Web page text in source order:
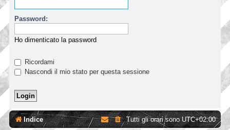
Password:
Ho dimenticato la password
Ricordami
Nascondi il mio stato per questa sessione
Indice Tutti gli orari sonoUTC+02:00